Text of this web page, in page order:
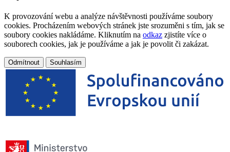
K provozování webu a analýze návštěvnosti používáme soubory
cookies. Procházením webových stránek jste srozuměni s tím, jak se
soubory cookies nakládáme. Kliknutím na odkaz zjistíte více o
souborech cookies, jak je používáme a jak je povolit či zakázat.
Odmítnout Souhlasím